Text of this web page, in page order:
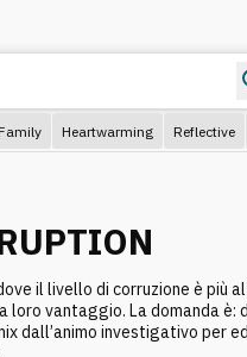
Heartwarming Reflective
il livello di corruzione è più
loro vantaggio. La domanda è:
dall’animo investigativo per